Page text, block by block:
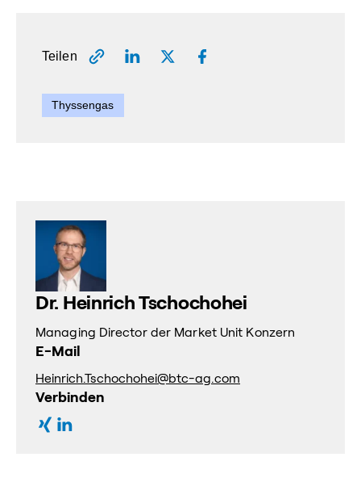
Teilen
Thyssengas
Dr. Heinrich Tschochohei
Managing Director der Market Unit Konzern
E-Mail
Heinrich.Tschochohei@btc-ag.com
Verbinden